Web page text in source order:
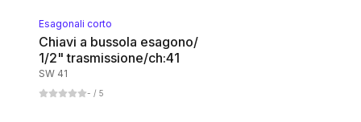
Esagonali corto
Chiavi a bussola esagono/
1/2" trasmissione/ch:41
SW 41
- / 5